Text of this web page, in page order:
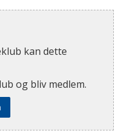
kan dette
og bliv medlem.